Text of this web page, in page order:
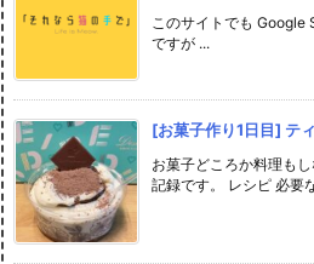
このサイトでも Google
ですが ...
[お菓子作り1日目] テ
お菓子どころか料理も
記録です。 レシピ 必要